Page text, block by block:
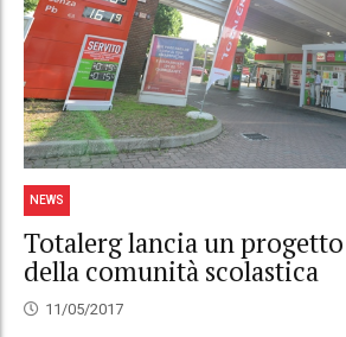
NEWS
Totalerg lancia un progetto
della comunità scolastica
11/05/2017